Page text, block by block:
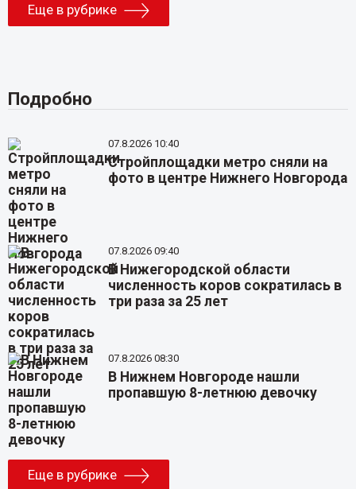
Еще в рубрике
Подробно
07.8.2026 10:40
Стройплощадки метро сняли на
фото в центре Нижнего Новгорода
07.8.2026 09:40
В Нижегородской области
численность коров сократилась в
три раза за 25 лет
07.8.2026 08:30
В Нижнем Новгороде нашли
пропавшую 8-летнюю девочку
Еще в рубрике